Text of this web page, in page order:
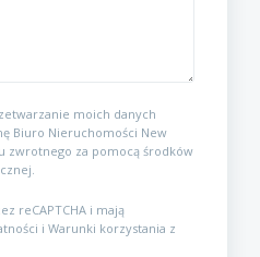
moich danych
Biuro Nieruchomości New
zwrotnego za pomocą środków
reCAPTCHA i mają
i Warunki korzystania z